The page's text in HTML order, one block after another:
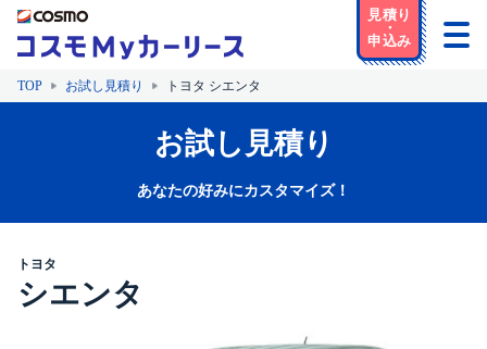
TOP お試し見積り トヨタ シエンタ
お試し見積り
あなたの好みにカスタマイズ！
トヨタ
シエンタ